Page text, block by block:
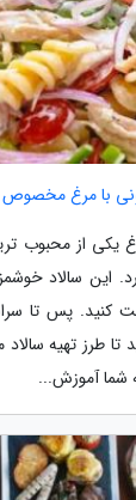
با مرغ مخصوص به 5
یکی از محبوب
این سالاد
کنید. پس تا
تا طرز تهیه
آموزش...